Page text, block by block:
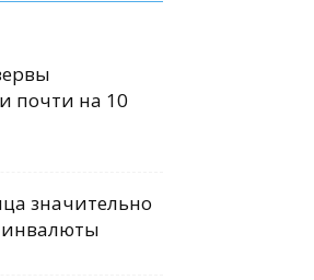
почти на 10
значительно